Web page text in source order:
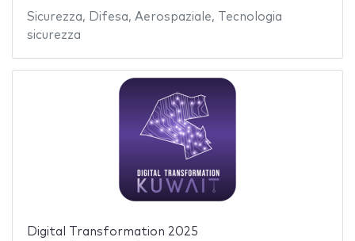
Sicurezza, Difesa, Aerospaziale,
Tecnologia
sicurezza
Digital Transformation 2025